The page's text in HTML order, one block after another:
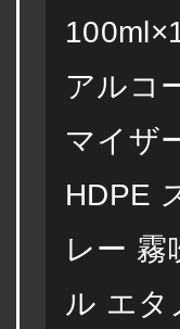
アルコ
マイザ
HDPE
レー 霧
ル エタ